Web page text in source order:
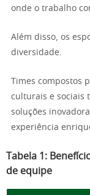
onde o trabalho
Além disso, os
diversidade.
Times compostos
culturais e sociais
soluções
experiência
Tabela 1:
de equipe